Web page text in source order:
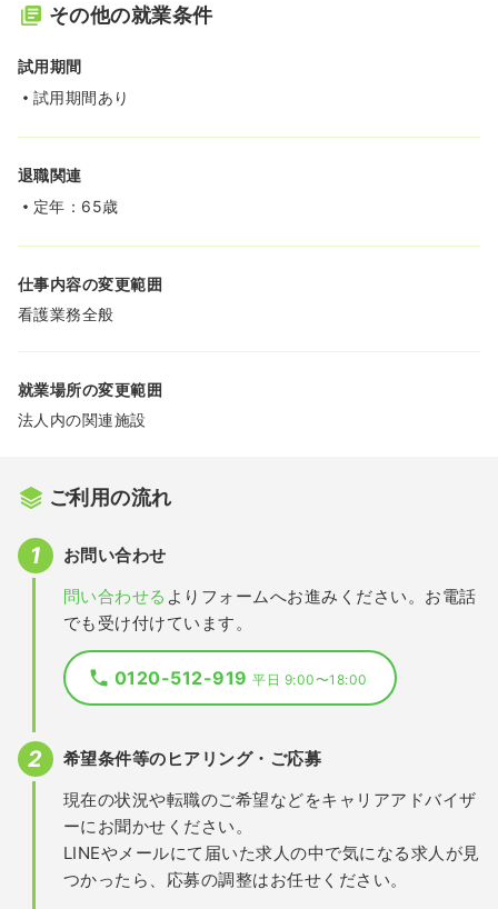
その他の就業条件
試用期間
試用期間あり
退職関連
定年：65歳
仕事内容の変更範囲
看護業務全般
就業場所の変更範囲
法人内の関連施設
ご利用の流れ
お問い合わせ
問い合わせる よりフォームへお進みください。お電話
でも受け付けています。
0120-512-919平日 9:00〜18:00
希望条件等のヒアリング・ご応募
現在の状況や転職のご希望などをキャリアアドバイザ
ーにお聞かせください。
LINEやメールにて届いた求人の中で気になる求人が見
つかったら、応募の調整はお任せください。